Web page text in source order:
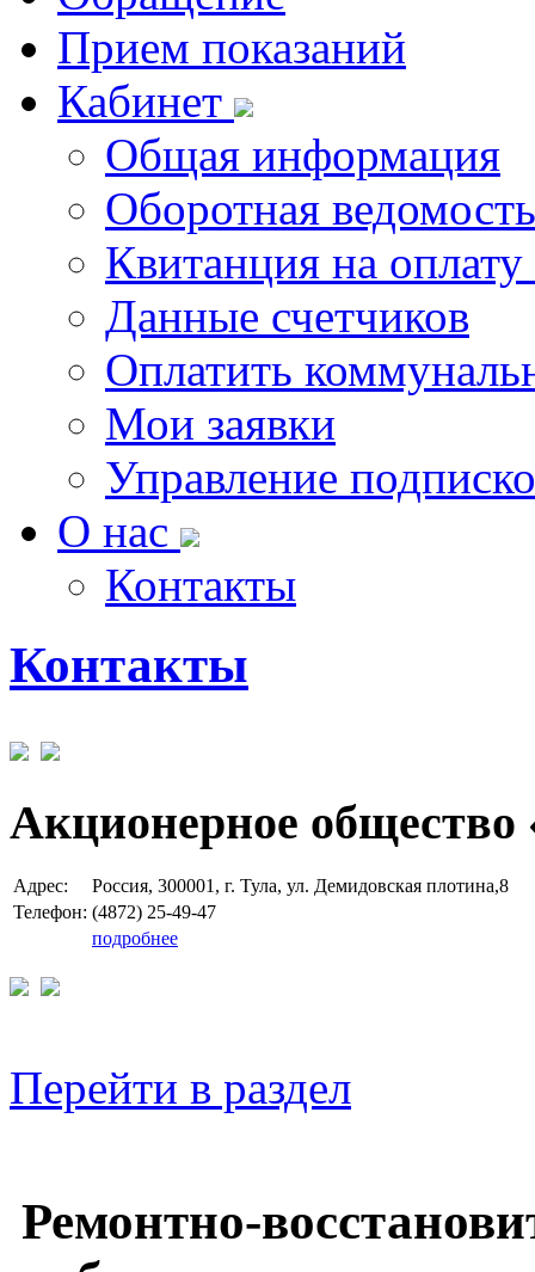
Прием показаний
Кабинет
Общая информация
Оборотная ведомость
Квитанция на
Данные счетчиков
Оплатить
Мои заявки
Управление
О нас
Контакты
Контакты
Акционерное общество
Адрес:
Россия, 300001, г. Тула, ул. Демидовская плотина,8
Телефон: (4872) 25-49-47
подробнее
Перейти в раздел
Ремонтно-